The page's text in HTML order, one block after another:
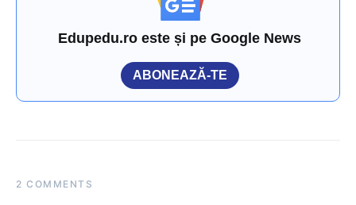
Edupedu.ro este și pe Google News
ABONEAZĂ-TE
2 COMMENTS